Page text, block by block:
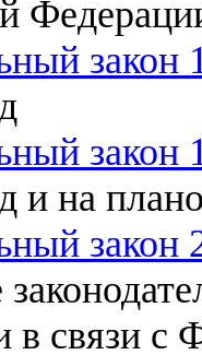
закон
закон
и на
закон
в связи с